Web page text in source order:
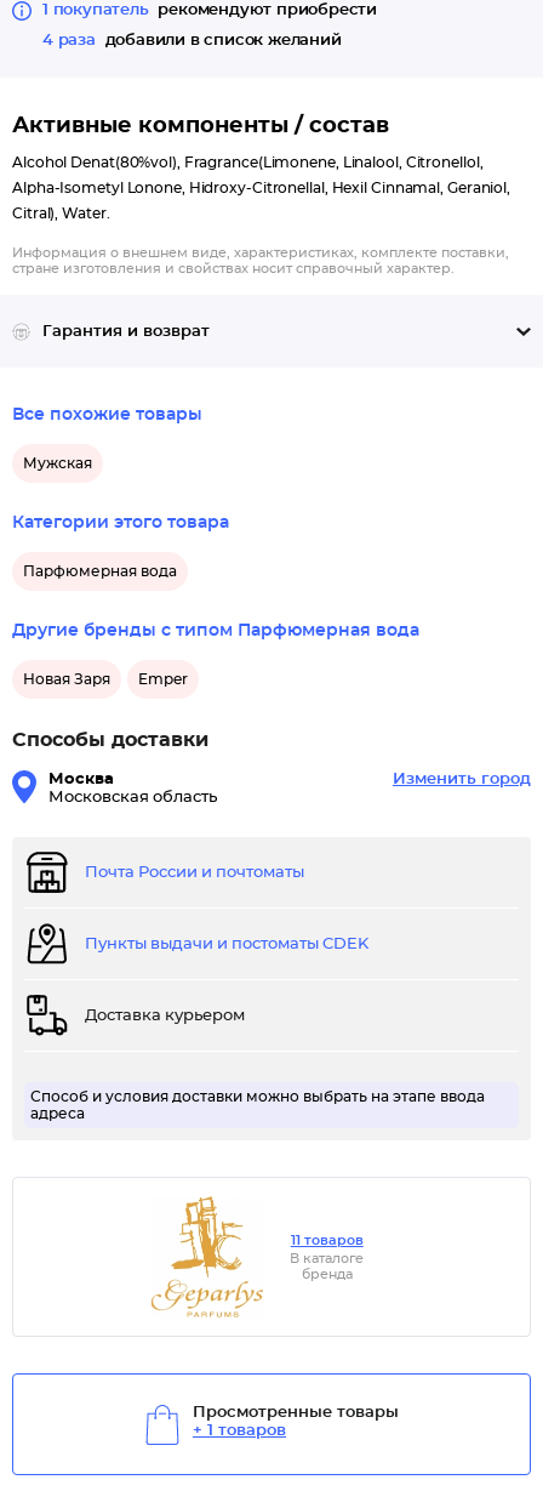
1 покупатель
рекомендуют приобрести
4 раза
добавили в список желаний
Активные компоненты / состав
Alcohol Denat(80%vol), Fragrance(Limonene, Linalool, Citronellol,
Alpha-Isometyl Lonone, Hidroxy-Citronellal, Hexil Cinnamal, Geraniol,
Citral), Water.
Информация о внешнем виде, характеристиках, комплекте поставки,
стране изготовления и свойствах носит справочный характер.
Гарантия и возврат
Все похожие товары
Мужская
Категории этого товара
Парфюмерная вода
Другие бренды с типом Парфюмерная вода
Новая Заря Emper
Способы доставки
Москва
Московская область
Изменить город
Почта России и почтоматы
Пункты выдачи и постоматы CDEK
Доставка курьером
Способ и условия доставки можно выбрать на этапе ввода
адреса
11 товаров
В каталоге
бренда
Просмотренные товары
+ 1 товаров